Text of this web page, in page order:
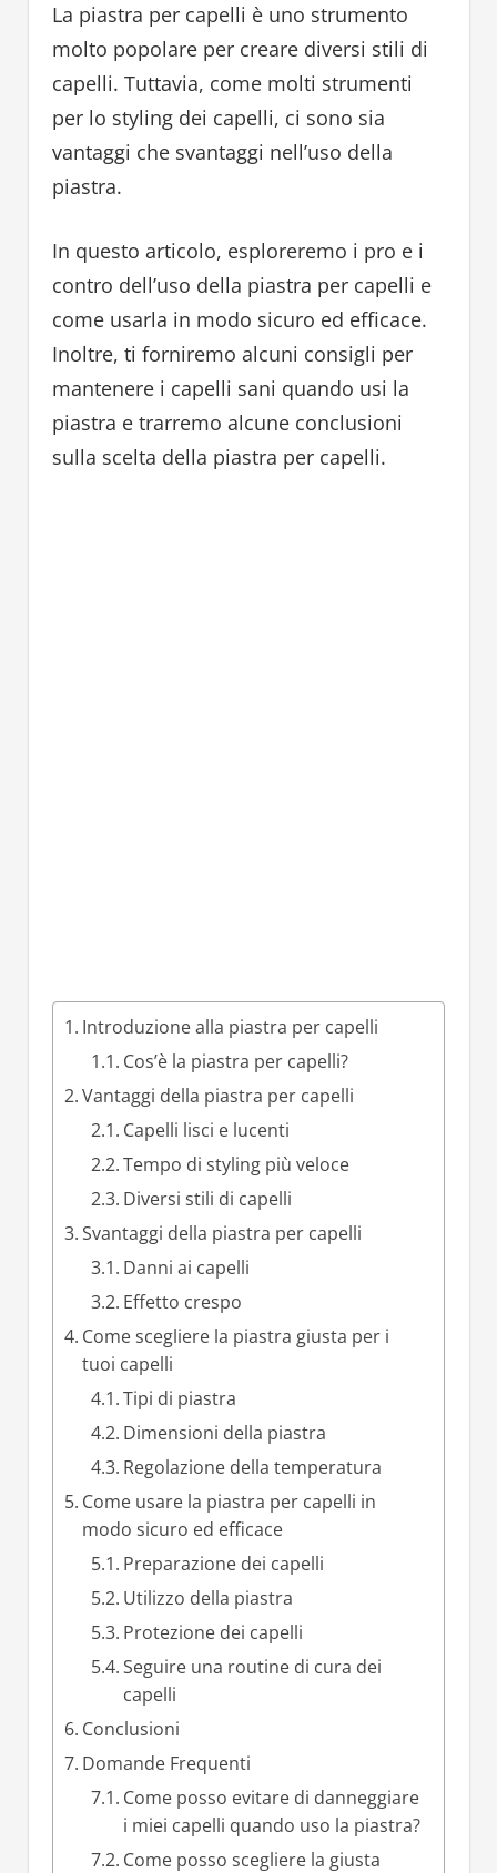
La piastra per capelli è uno strumento
molto popolare per creare diversi stili di
capelli. Tuttavia, come molti strumenti
per lo styling dei capelli, ci sono sia
vantaggi che svantaggi nell’uso della
piastra.
In questo articolo, esploreremo i pro e i
contro dell’uso della piastra per capelli e
come usarla in modo sicuro ed efficace.
Inoltre, ti forniremo alcuni consigli per
mantenere i capelli sani quando usi la
piastra e trarremo alcune conclusioni
sulla scelta della piastra per capelli.
Introduzione alla piastra per capelli
Cos’è la piastra per capelli?
Vantaggi della piastra per capelli
Capelli lisci e lucenti
Tempo di styling più veloce
Diversi stili di capelli
Svantaggi della piastra per capelli
Danni ai capelli
Effetto crespo
Come scegliere la piastra giusta per i
tuoi capelli
Tipi di piastra
Dimensioni della piastra
Regolazione della temperatura
Come usare la piastra per capelli in
modo sicuro ed efficace
Preparazione dei capelli
Utilizzo della piastra
Protezione dei capelli
Seguire una routine di cura dei
capelli
Conclusioni
Domande Frequenti
Come posso evitare di danneggiare
i miei capelli quando uso la piastra?
Come posso scegliere la giusta